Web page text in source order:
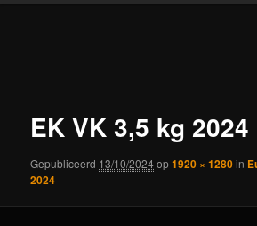
EK VK 3,5 kg 2024
Gepubliceerd 13/10/2024op1920 × 1280in
2024